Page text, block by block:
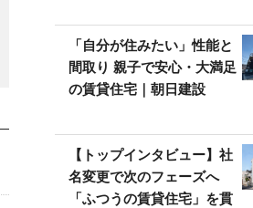
「自分が住みたい」性能と
間取り 親子で安心・大満足
の賃貸住宅｜朝日建設
【トップインタビュー】社
名変更で次のフェーズへ
「ふつうの賃貸住宅」を貫